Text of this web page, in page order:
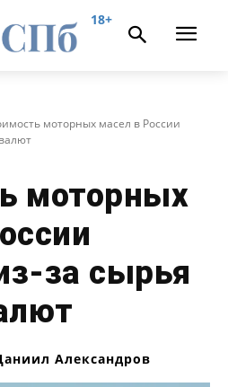
18+
моторных масел в России
моторных
за сырья
Александров